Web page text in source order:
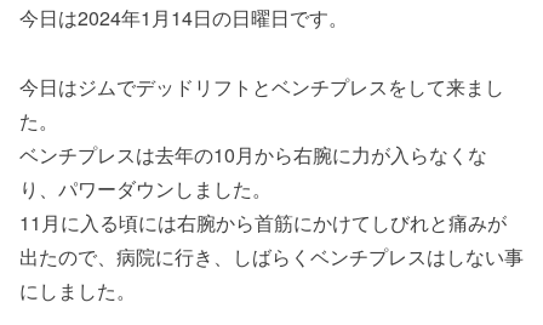
今日は2024年1月14日の日曜日です。
今日はジムでデッドリフトとベンチプレスをして来まし
た。
ベンチプレスは去年の10月から右腕に力が入らなくな
り、パワーダウンしました。
11月に入る頃には右腕から首筋にかけてしびれと痛みが
出たので、病院に行き、しばらくベンチプレスはしない事
にしました。